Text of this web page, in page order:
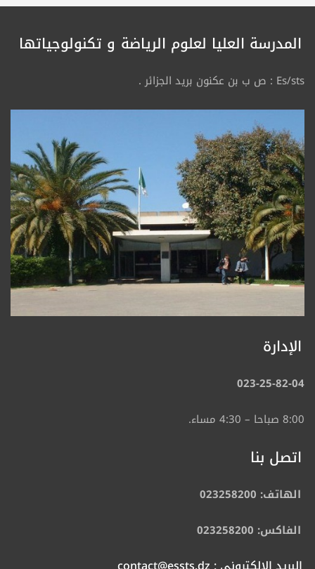
المدرسة العليا لعلوم الرياضة و تكنولوجياتها
Es/sts : ص ب بن عكنون بريد الجزائر .
الإدارة
023-25-82-04
8:00 صباحا – 4:30 مساء.
اتصل بنا
الهاتف: 023258200
الفاكس: 023258200